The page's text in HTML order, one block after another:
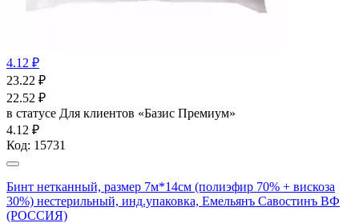
4.12 ₽
23.22 ₽
22.52 ₽
в статусе Для клиентов «Базис Премиум»
4.12 ₽
Код: 15731
Бинт нетканный, размер 7м*14см (полиэфир 70% + вискоза
30%) нестерильный, инд.упаковка, Емельянъ Савостинъ ВФ
(РОССИЯ)